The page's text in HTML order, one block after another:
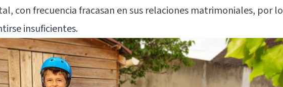
con frecuencia fracasan en sus relaciones matrimoniales, por lo
insuficientes.